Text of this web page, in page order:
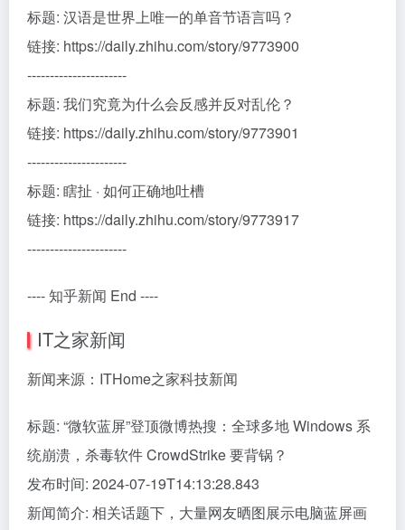
标题: 汉语是世界上唯一的单音节语言吗？
链接: https://daily.zhihu.com/story/9773900
----------------------
标题: 我们究竟为什么会反感并反对乱伦？
链接: https://daily.zhihu.com/story/9773901
----------------------
标题: 瞎扯 · 如何正确地吐槽
链接: https://daily.zhihu.com/story/9773917
----------------------
---- 知乎新闻 End ----
IT之家新闻
新闻来源：ITHome之家科技新闻
标题: “微软蓝屏”登顶微博热搜：全球多地 Windows 系
统崩溃，杀毒软件 CrowdStrike 要背锅？
发布时间: 2024-07-19T14:13:28.843
新闻简介: 相关话题下，大量网友晒图展示电脑蓝屏画